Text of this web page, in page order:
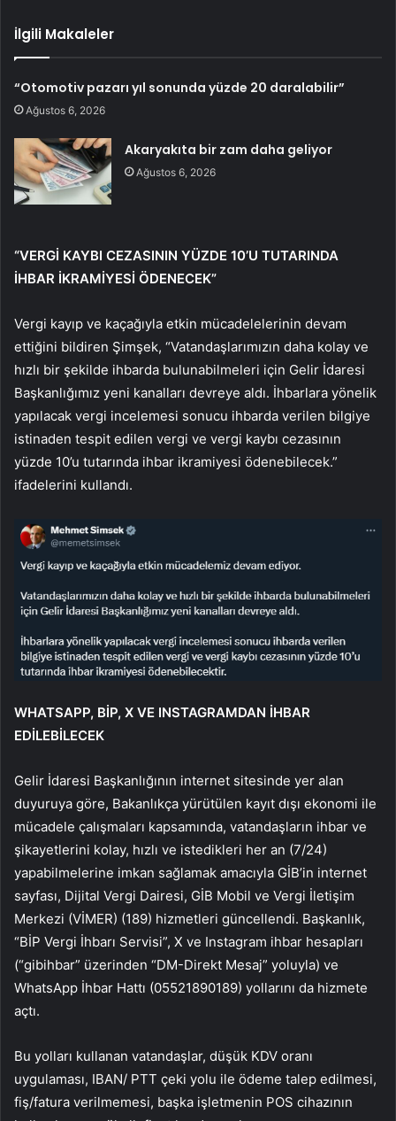
İlgili Makaleler
“Otomotiv pazarı yıl sonunda yüzde 20 daralabilir”
Ağustos 6, 2026
Akaryakıta bir zam daha geliyor
Ağustos 6, 2026
“VERGİ KAYBI CEZASININ YÜZDE 10’U TUTARINDA
İHBAR İKRAMİYESİ ÖDENECEK”
Vergi kayıp ve kaçağıyla etkin mücadelelerinin devam
ettiğini bildiren Şimşek, “Vatandaşlarımızın daha kolay ve
hızlı bir şekilde ihbarda bulunabilmeleri için Gelir İdaresi
Başkanlığımız yeni kanalları devreye aldı. İhbarlara yönelik
yapılacak vergi incelemesi sonucu ihbarda verilen bilgiye
istinaden tespit edilen vergi ve vergi kaybı cezasının
yüzde 10’u tutarında ihbar ikramiyesi ödenebilecek.”
ifadelerini kullandı.
WHATSAPP, BİP, X VE INSTAGRAMDAN İHBAR
EDİLEBİLECEK
Gelir İdaresi Başkanlığının internet sitesinde yer alan
duyuruya göre, Bakanlıkça yürütülen kayıt dışı ekonomi ile
mücadele çalışmaları kapsamında, vatandaşların ihbar ve
şikayetlerini kolay, hızlı ve istedikleri her an (7/24)
yapabilmelerine imkan sağlamak amacıyla GİB’in internet
sayfası, Dijital Vergi Dairesi, GİB Mobil ve Vergi İletişim
Merkezi (VİMER) (189) hizmetleri güncellendi. Başkanlık,
“BİP Vergi İhbarı Servisi”, X ve Instagram ihbar hesapları
(“gibihbar” üzerinden “DM-Direkt Mesaj” yoluyla) ve
WhatsApp İhbar Hattı (05521890189) yollarını da hizmete
açtı.
Bu yolları kullanan vatandaşlar, düşük KDV oranı
uygulaması, IBAN/ PTT çeki yolu ile ödeme talep edilmesi,
fiş/fatura verilmemesi, başka işletmenin POS cihazının